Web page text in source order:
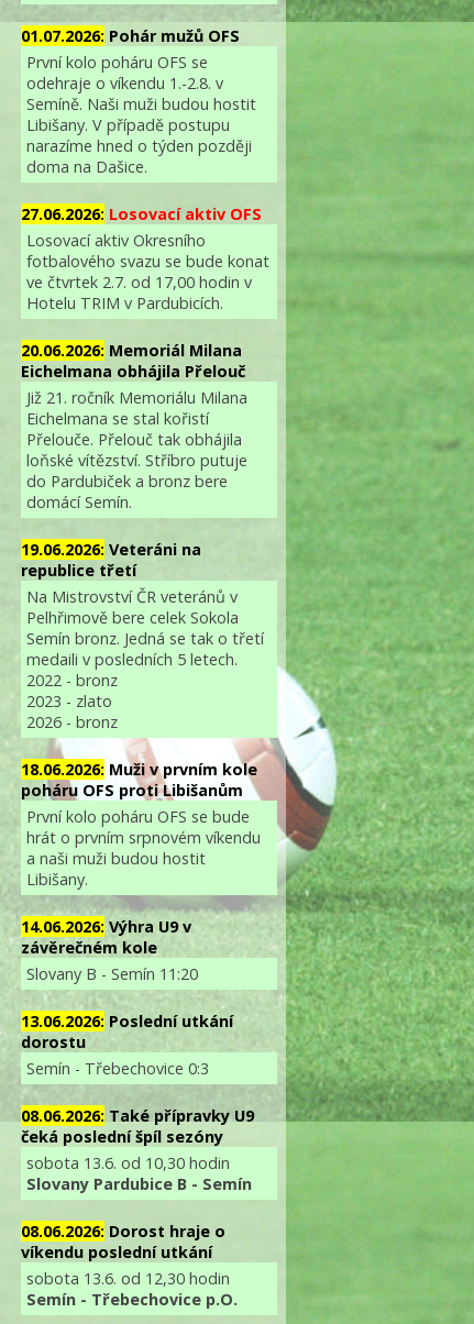
01.07.2026: Pohár mužů OFS
První kolo poháru OFS se
odehraje o víkendu 1.-2.8. v
Semíně. Naši muži budou hostit
Libišany. V případě postupu
narazíme hned o týden později
doma na Dašice.
27.06.2026: Losovací aktiv OFS
Losovací aktiv Okresního
fotbalového svazu se bude konat
ve čtvrtek 2.7. od 17,00 hodin v
Hotelu TRIM v Pardubicích.
20.06.2026: Memoriál Milana
Eichelmana obhájila Přelouč
Již 21. ročník Memoriálu Milana
Eichelmana se stal kořistí
Přelouče. Přelouč tak obhájila
loňské vítězství. Stříbro putuje
do Pardubiček a bronz bere
domácí Semín.
19.06.2026: Veteráni na
republice třetí
Na Mistrovství ČR veteránů v
Pelhřimově bere celek Sokola
Semín bronz. Jedná se tak o třetí
medaili v posledních 5 letech.
2022 - bronz
2023 - zlato
2026 - bronz
18.06.2026: Muži v prvním kole
poháru OFS proti Libišanům
První kolo poháru OFS se bude
hrát o prvním srpnovém víkendu
a naši muži budou hostit
Libišany.
14.06.2026: Výhra U9 v
závěrečném kole
Slovany B - Semín 11:20
13.06.2026: Poslední utkání
dorostu
Semín - Třebechovice 0:3
08.06.2026: Také přípravky U9
čeká poslední špíl sezóny
sobota 13.6. od 10,30 hodin
Slovany Pardubice B - Semín
08.06.2026: Dorost hraje o
víkendu poslední utkání
sobota 13.6. od 12,30 hodin
Semín - Třebechovice p.O.